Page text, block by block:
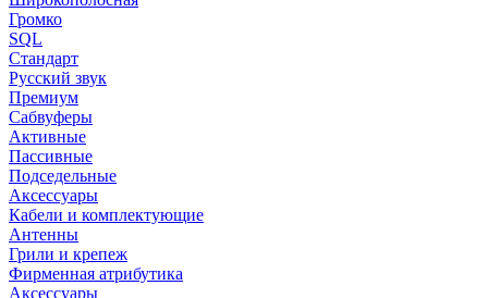
Громко
SQL
Стандарт
Русский звук
Премиум
Сабвуферы
Активные
Пассивные
Подседельные
Аксессуары
Кабели и комплектующие
Антенны
Грили и крепеж
Фирменная атрибутика
Аксессуары